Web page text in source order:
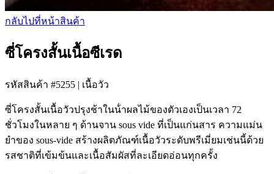
กลับไปที่หน้าสินค้า
ซี่โครงสั้นเนื้อซีเรด
รหัสสินค้า #5255 | เนื้อวัว
ซี่โครงสั้นเนื้อวัวปรุงช้าในน้ําผลไม้ของตัวเองเป็นเวลา 72
ชั่วโมงในหลาย ๆ ด้านจาน sous vide ที่เป็นแก่นสาร ความแม่น
ยําของ sous-vide สร้างผลิตภัณฑ์เนื้อวัวระดับพรีเมี่ยมเช่นนี้ด้วย
รสชาติที่เข้มข้นและเนื้อสัมผัสที่ละเอียดอ่อนทุกครั้ง